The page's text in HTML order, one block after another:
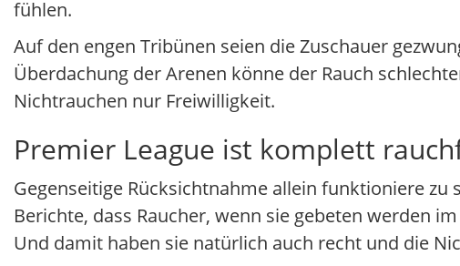
fühlen.
Auf den engen Tribünen seien die Zuschauer
Überdachung der Arenen könne der Rauch
Nichtrauchen nur Freiwilligkeit.
Premier League ist komplett
Gegenseitige Rücksichtnahme allein funktioniere
Berichte, dass Raucher, wenn sie gebeten werden
Und damit haben sie natürlich auch recht und die